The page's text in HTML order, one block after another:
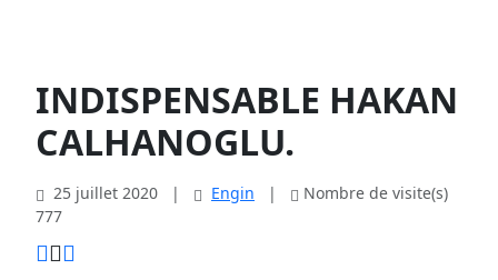
INDISPENSABLE HAKAN
CALHANOGLU.
25 juillet 2020 | Engin |
Nombre de visite(s)
777